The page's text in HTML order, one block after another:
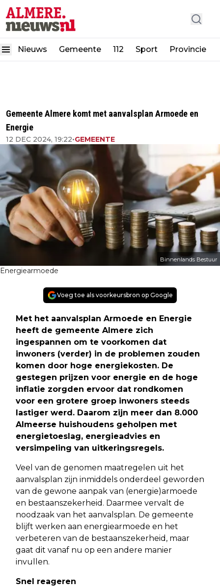
Nieuws Gemeente 112 Sport Provincie
Gemeente Almere komt met aanvalsplan Armoede en
Energie
12 DEC 2024, 19:22•GEMEENTE
Binnenlands Bestuur
Energiearmoede
Voeg toe als voorkeursbron op Google
Met het aanvalsplan Armoede en Energie
heeft de gemeente Almere zich
ingespannen om te voorkomen dat
inwoners (verder) in de problemen zouden
komen door hoge energiekosten. De
gestegen prijzen voor energie en de hoge
inflatie zorgden ervoor dat rondkomen
voor een grotere groep inwoners steeds
lastiger werd. Daarom zijn meer dan 8.000
Almeerse huishoudens geholpen met
energietoeslag, energieadvies en
versimpeling van uitkeringsregels.
Veel van de genomen maatregelen uit het
aanvalsplan zijn inmiddels onderdeel geworden
van de gewone aanpak van (energie)armoede
en bestaanszekerheid. Daarmee vervalt de
noodzaak van het aanvalsplan. De gemeente
blijft werken aan energiearmoede en het
verbeteren van de bestaanszekerheid, maar
gaat dit vanaf nu op een andere manier
invullen.
Snel reageren